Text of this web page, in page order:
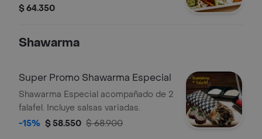
salsa de tahini y pan árabe frito con
$ 64.350
Shawarma
Super Promo Shawarma Especial
Shawarma Especial acompañado de 2
falafel. Incluye salsas variadas.
-15% $ 58.550 $ 68.900